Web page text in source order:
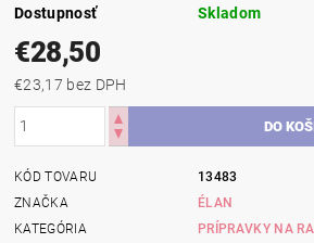
Dostupnosť Skladom
€28,50
€23,17 bez DPH
KÓD TOVARU
13483
ZNAČKA
ÉLAN
KATEGÓRIA
PRÍPRAVKY NA